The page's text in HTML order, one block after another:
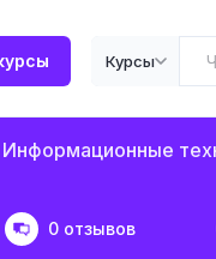
Курсы
Информационные
0 отзывов